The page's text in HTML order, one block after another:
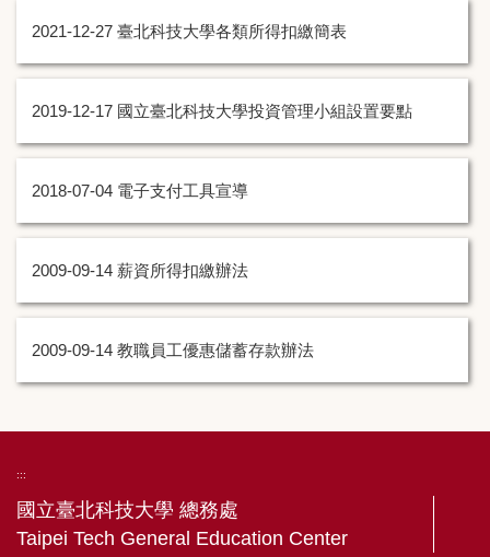
校務基金投資理財公告
廠商貨款及校內人員款項查詢專區
學雜(分)費繳費專區
2021-12-27 臺北科技大學各類所得扣繳簡表
2019-12-17 國立臺北科技大學投資管理小組設置要點
2018-07-04 電子支付工具宣導
2009-09-14 薪資所得扣繳辦法
2009-09-14 教職員工優惠儲蓄存款辦法
:::
國立臺北科技大學 總務處
Taipei Tech General Education Center